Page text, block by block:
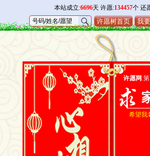
本站成立:6696天 许愿:134457个 还
许愿树首页 我
许愿网
希望我老